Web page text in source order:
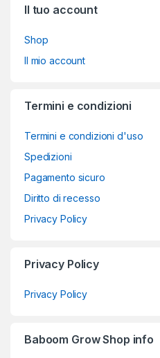
Il tuo account
Shop
Il mio account
Termini e condizioni
Termini e condizioni d'uso
Spedizioni
Pagamento sicuro
Diritto di recesso
Privacy Policy
Privacy Policy
Privacy Policy
Baboom Grow Shop info